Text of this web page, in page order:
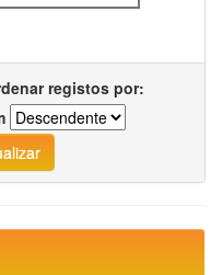
registos por: